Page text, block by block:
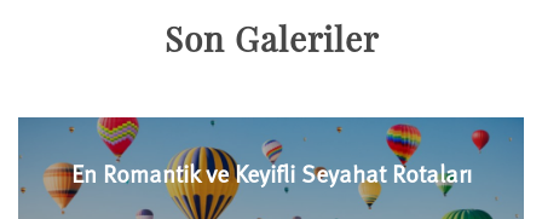
Son Galeriler
En Romantik ve Keyifli Seyahat Rotaları